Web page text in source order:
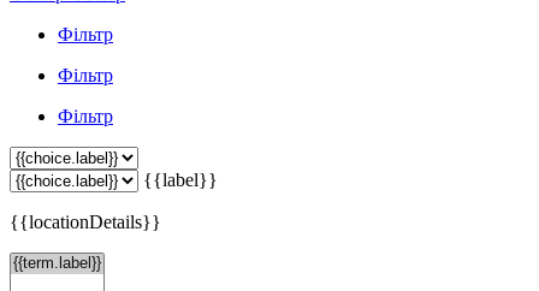
Фільтр
Фільтр
Фільтр
{{label}}
{{locationDetails}}